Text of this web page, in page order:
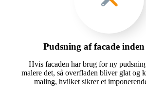
Pudsning af facade
Hvis facaden har brug for ny
malere det, så overfladen bliver glat og
maling, hvilket sikrer et